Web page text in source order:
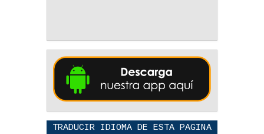
TRADUCIR IDIOMA DE ESTA PAGINA